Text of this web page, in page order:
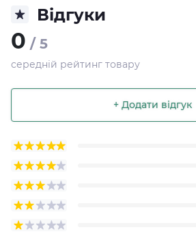
Відгуки
0 / 5
середній рейтинг товару
+ Додати відгук